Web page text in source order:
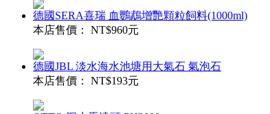
德國SERA喜瑞 血鸚鵡增艷顆粒飼料(1000ml)
本店售價： NT$960元
德國JBL 淡水海水池塘用大氣石 氣泡石
本店售價： NT$193元